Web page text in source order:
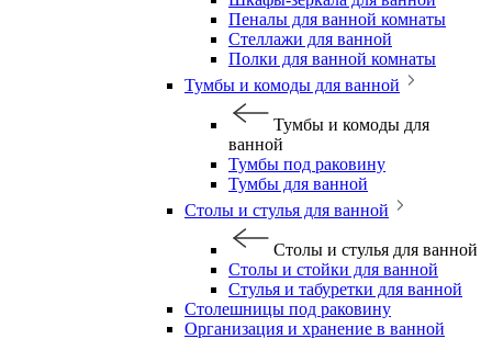
Пеналы для ванной комнаты
Стеллажи для ванной
Полки для ванной комнаты
Тумбы и комоды для ванной
Тумбы и комоды для
ванной
Тумбы под раковину
Тумбы для ванной
Столы и стулья для ванной
Столы и стулья для ванной
Столы и стойки для ванной
Стулья и табуретки для ванной
Столешницы под раковину
Организация и хранение в ванной